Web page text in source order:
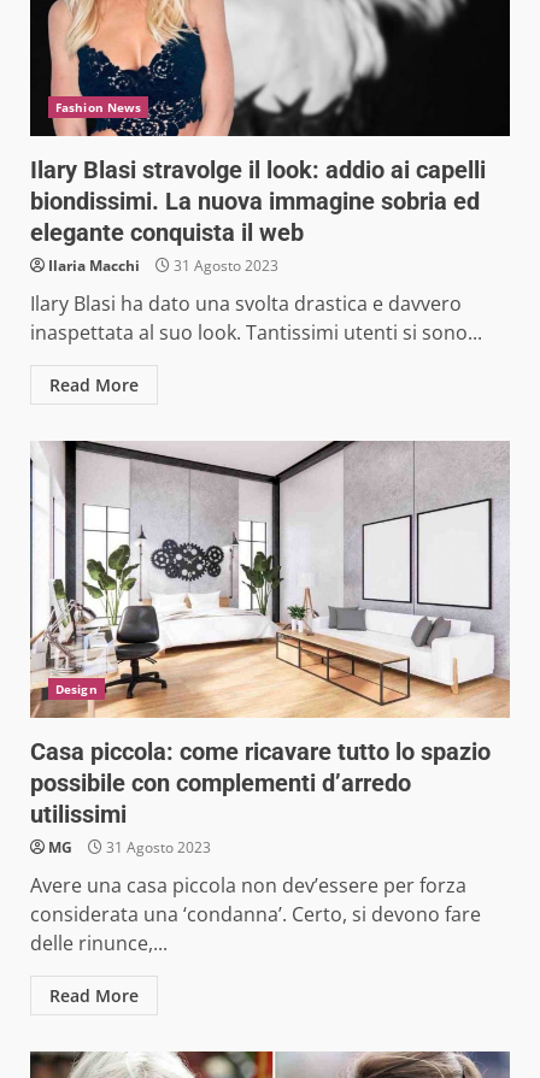
Fashion News
Ilary Blasi stravolge il look: addio ai capelli
biondissimi. La nuova immagine sobria ed
elegante conquista il web
Ilaria Macchi 31 Agosto 2023
Ilary Blasi ha dato una svolta drastica e davvero
inaspettata al suo look. Tantissimi utenti si sono...
Read More
Design
Casa piccola: come ricavare tutto lo spazio
possibile con complementi d’arredo
utilissimi
MG 31 Agosto 2023
Avere una casa piccola non dev’essere per forza
considerata una ‘condanna’. Certo, si devono fare
delle rinunce,...
Read More